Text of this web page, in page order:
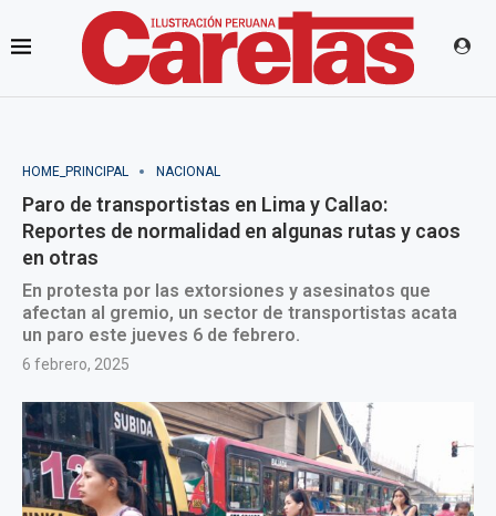
HOME_PRINCIPAL NACIONAL
Paro de transportistas en Lima y Callao:
Reportes de normalidad en algunas rutas y caos
en otras
En protesta por las extorsiones y asesinatos que
afectan al gremio, un sector de transportistas acata
un paro este jueves 6 de febrero.
6 febrero, 2025